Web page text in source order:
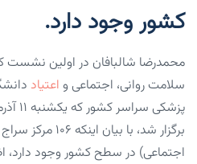
کشور وجود دارد.
محمدرضا شالبافان در اولین نشست
سلامت روانی، اجتماعی و اعتیاد
برگزار شد، با
اجتماعی) در سطح کشور وجود دارد،